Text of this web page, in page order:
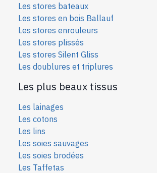
Les stores bateaux
Les stores en bois Ballauf
Les stores enrouleurs
Les stores plissés
Les stores Silent Gliss
Les doublures et triplures
Les plus beaux tissus
Les lainages
Les cotons
Les lins
Les soies sauvages
Les soies brodées
Les Taffetas